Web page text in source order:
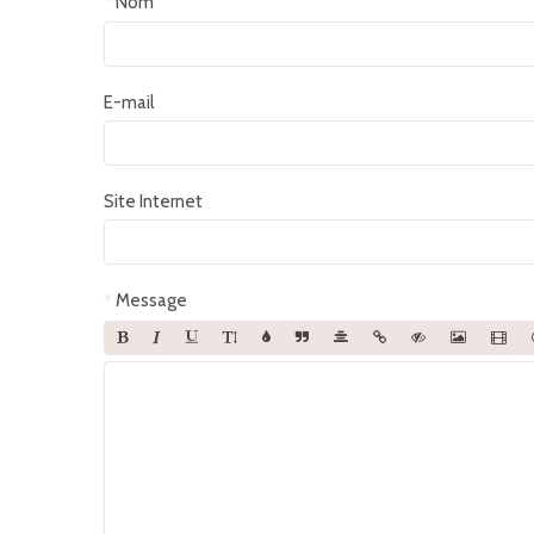
E-mail
Site Internet
Message